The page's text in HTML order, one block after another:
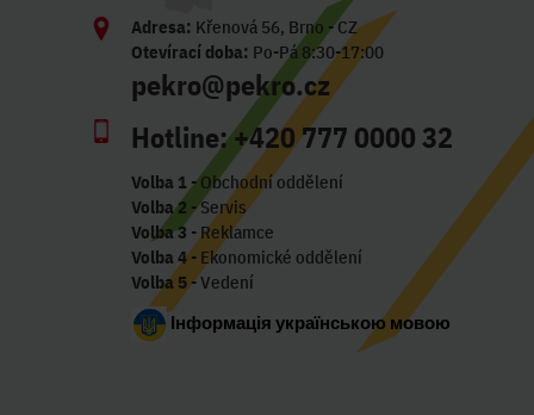
Adresa: Křenová 56, Brno - CZ
Otevírací doba: Po-Pá 8:30-17:00
pekro@pekro.cz
Hotline:+420 777 0000 32
Volba 1- Obchodní oddělení
Volba 2 - Servis
Volba 3 - Reklamce
Volba 4- Ekonomické oddělení
Volba 5- Vedení
Інформація українською мовою